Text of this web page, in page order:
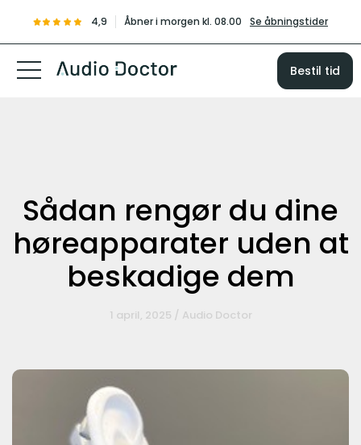
4,9 Åbner i morgen kl. 08.00 Se åbningstider
Bestil tid
Sådan rengør du dine
høreapparater uden at
beskadige dem
1 april, 2025 / Audio Doctor